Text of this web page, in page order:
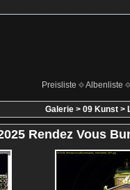
Preisliste Albenliste
Galerie > 09 Kunst >
Rendez Vous